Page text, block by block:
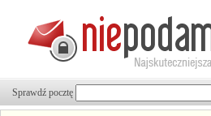
Sprawdź pocztę